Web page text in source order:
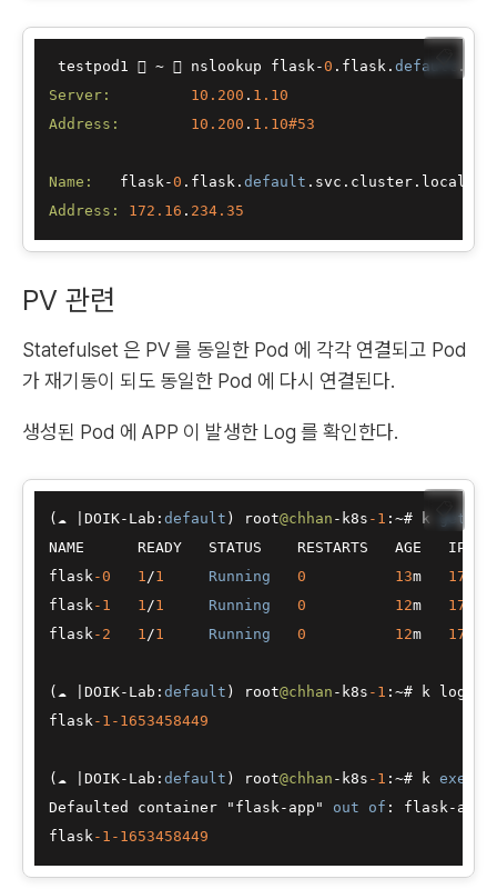
testpod1  ~  nslookup flask-0 .flask. default
Server:
10.200 . 1.10
Address:
10.200 . 1.10#53
Name:
   flask-
0 .flask. default
Address:
172.16 . 234.35
PV 관련
Statefulset 은 PV 를 동일한 Pod 에 각각 연결되고 Pod
가 재기동이 되도 동일한 Pod 에 다시 연결된다.
생성된 Pod 에 APP 이 발생한 Log 를 확인한다.
(☁ DOIK- Lab: default ) root@chhan - k8s -1 : ~# k get
NAME      READY   STATUS    RESTARTS   AGE   IP
flask-0 1/1 Running 0 13m
flask-1 1/1 Running 0 12m
flask-2 1/1 Running 0 12m
(☁ DOIK- Lab: default ) root@chhan - k8s -1 : ~# k logs
flask-1 -1653458449
(☁ DOIK- Lab: default ) root@chhan - k8s -1 : ~# k exec
Defaulted container "flask-app" out of : flask-
flask-1 -1653458449
📋